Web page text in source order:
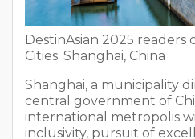
DestinAsian 2025 readers
Cities: Shanghai, China
Shanghai, a municipality
central government of
international metropolis
inclusivity, pursuit of